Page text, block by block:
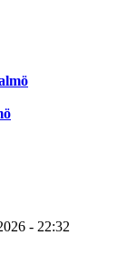
- 22:32